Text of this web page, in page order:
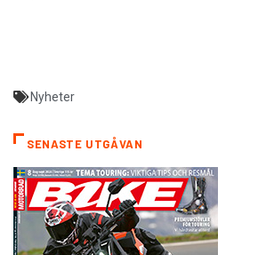
Nyheter
SENASTE UTGÅVAN